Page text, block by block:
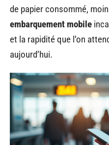
de papier consommé,
embarquement mobile
et la rapidité que l’on
aujourd’hui.